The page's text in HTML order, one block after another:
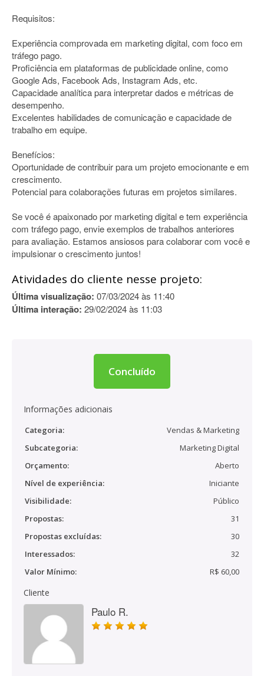
Requisitos:
Experiência comprovada em marketing digital, com foco em
tráfego pago.
Proficiência em plataformas de publicidade online, como
Google Ads, Facebook Ads, Instagram Ads, etc.
Capacidade analítica para interpretar dados e métricas de
desempenho.
Excelentes habilidades de comunicação e capacidade de
trabalho em equipe.
Benefícios:
Oportunidade de contribuir para um projeto emocionante e em
crescimento.
Potencial para colaborações futuras em projetos similares.
Se você é apaixonado por marketing digital e tem experiência
com tráfego pago, envie exemplos de trabalhos anteriores
para avaliação. Estamos ansiosos para colaborar com você e
impulsionar o crescimento juntos!
Atividades do cliente nesse projeto:
Última visualização: 07/03/2024 às 11:40
Última interação: 29/02/2024 às 11:03
Concluído
Informações adicionais
Categoria:
Vendas & Marketing
Subcategoria:
Marketing Digital
Orçamento:
Aberto
Nível de experiência:
Iniciante
Visibilidade:
Público
Propostas:
31
Propostas excluídas:
30
Interessados:
32
Valor Mínimo:
R$ 60,00
Cliente
Paulo R.